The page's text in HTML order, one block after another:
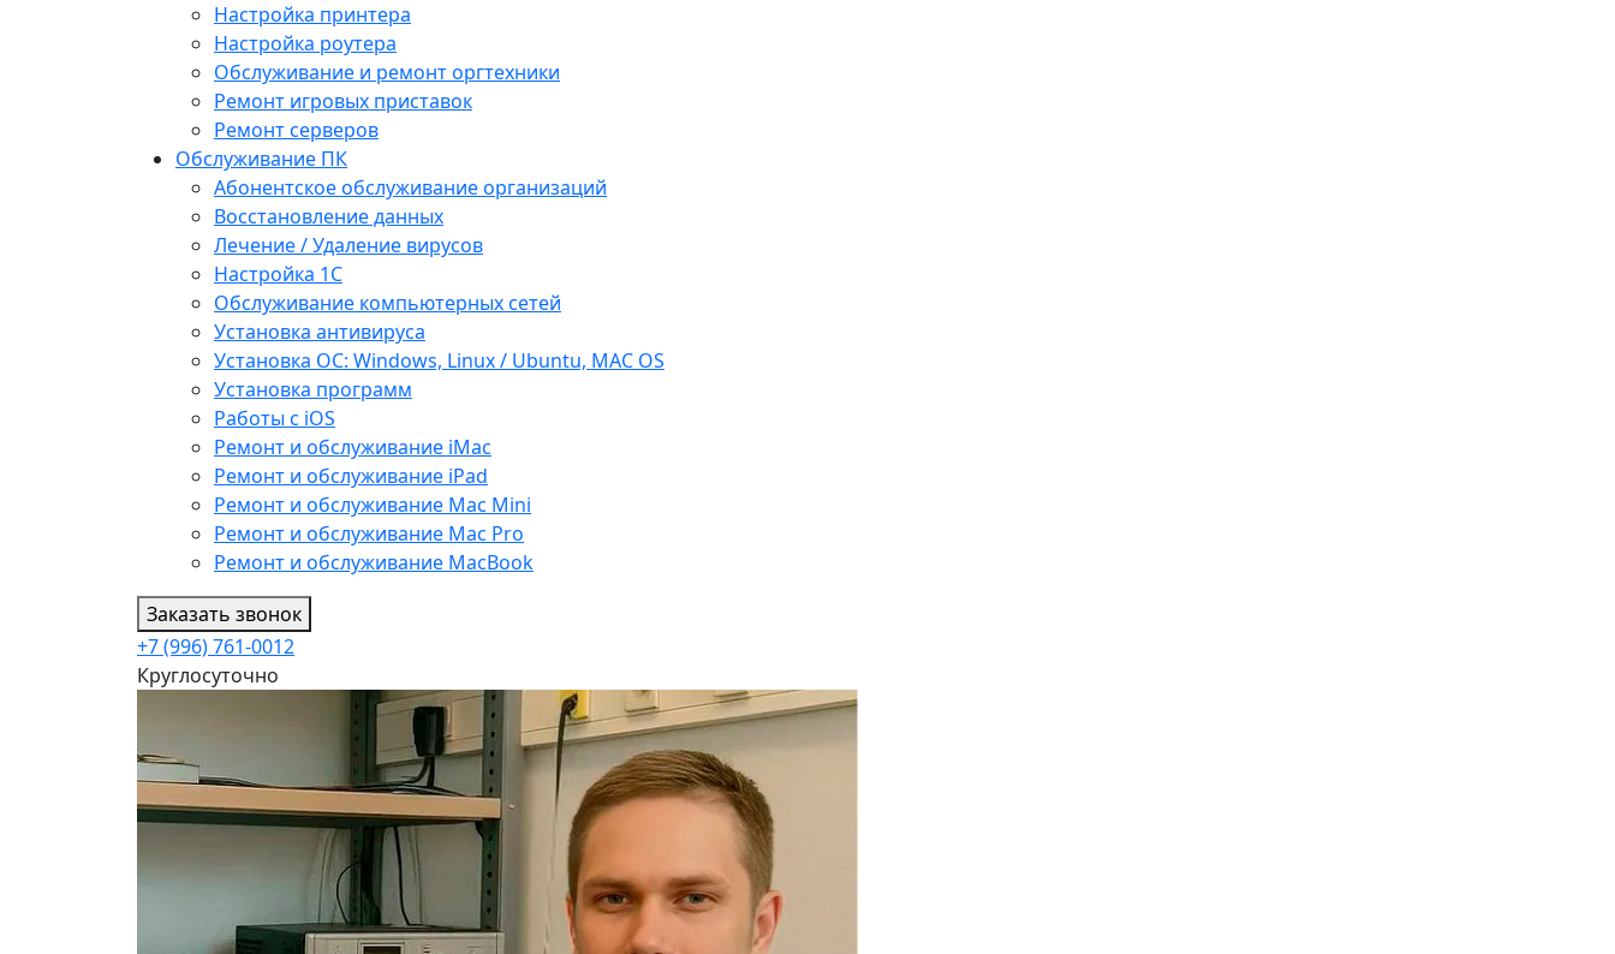
Настройка принтера
Настройка роутера
Обслуживание и ремонт оргтехники
Ремонт игровых приставок
Ремонт серверов
Обслуживание ПК
Абонентское обслуживание организаций
Восстановление данных
Лечение / Удаление вирусов
Настройка 1С
Обслуживание компьютерных сетей
Установка антивируса
Установка ОС: Windows, Linux / Ubuntu, МАС OS
Установка программ
Работы с iOS
Ремонт и обслуживание iMac
Ремонт и обслуживание iPad
Ремонт и обслуживание Mac Mini
Ремонт и обслуживание Mac Pro
Ремонт и обслуживание MacBook
Заказать звонок
+7 (996) 761-0012
Круглосуточно